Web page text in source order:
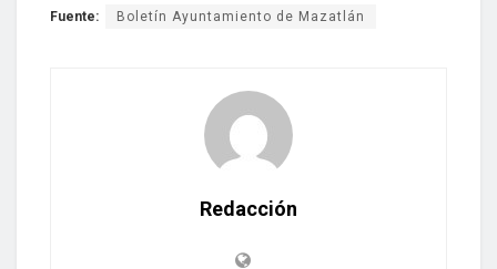
Fuente: Boletín Ayuntamiento de Mazatlán
Redacción